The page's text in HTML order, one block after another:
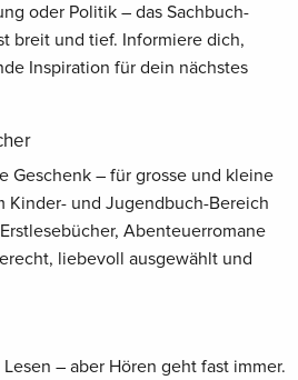
oder Politik – das Sachbuch-
breit und tief. Informiere dich,
Inspiration für dein nächstes
Geschenk – für grosse und kleine
Kinder- und Jugendbuch-Bereich
Abenteuerromane
liebevoll ausgewählt und
– aber Hören geht fast immer.